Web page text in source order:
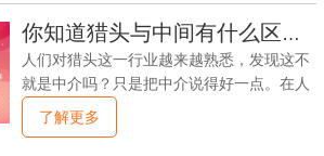
店长今天提出了招聘需求，希望明天得到满
足。招聘人员全年处于消防状态，招聘工作
几乎没有计划，招聘效率低，资源浪费严
重。2.前瞻性不足归根结底，招聘人才仍然
服务于企业的整体战略。
充分发挥小团队的优势，进而扩大到周边领
域。一个好的团队应该专注于一个领域的团
块化列表，并做好每个列表；失败的团队是
在世界各地找到可以做的清单，不管它是否
好，都可以做到。这样，即使做了单子，也
会因为质量不高，收益不多而得不偿失。猎
你知道猎头与中间有什么区别吗？
人们对猎头这一行业越来越熟悉，发现这不
就是中介吗？只是把中介说得好一点。在人
们的视野中，甚至在中介从业者眼里，中介
这个名字都是一个很贬低的意思，有点讨
了解更多